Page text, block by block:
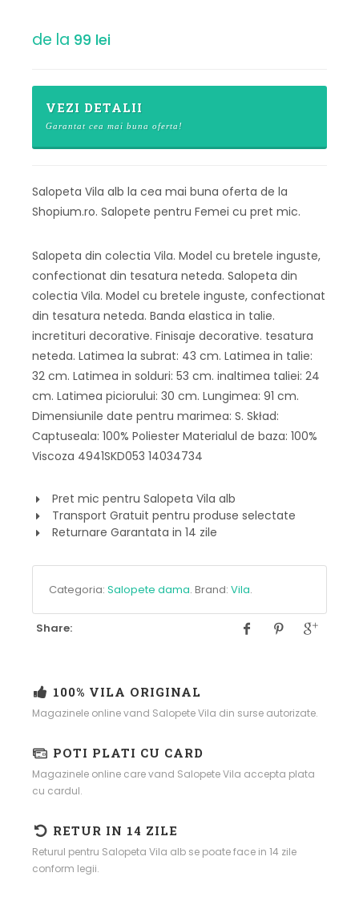
de la 99 lei
VEZI DETALII
Garantat cea mai buna oferta!
Salopeta Vila alb la cea mai buna oferta de la
Shopium.ro. Salopete pentru Femei cu pret mic.
Salopeta din colectia Vila. Model cu bretele inguste,
confectionat din tesatura neteda. Salopeta din
colectia Vila. Model cu bretele inguste, confectionat
din tesatura neteda. Banda elastica in talie.
incretituri decorative. Finisaje decorative. tesatura
neteda. Latimea la subrat: 43 cm. Latimea in talie:
32 cm. Latimea in solduri: 53 cm. inaltimea taliei: 24
cm. Latimea piciorului: 30 cm. Lungimea: 91 cm.
Dimensiunile date pentru marimea: S. Skład:
Captuseala: 100% Poliester Materialul de baza: 100%
Viscoza 4941SKD053 14034734
Pret mic pentru Salopeta Vila alb
Transport Gratuit pentru produse selectate
Returnare Garantata in 14 zile
Categoria: Salopete dama. Brand: Vila.
Share:
100% VILA ORIGINAL
Magazinele online vand Salopete Vila din surse autorizate.
POTI PLATI CU CARD
Magazinele online care vand Salopete Vila accepta plata
cu cardul.
RETUR IN 14 ZILE
Returul pentru Salopeta Vila alb se poate face in 14 zile
conform legii.